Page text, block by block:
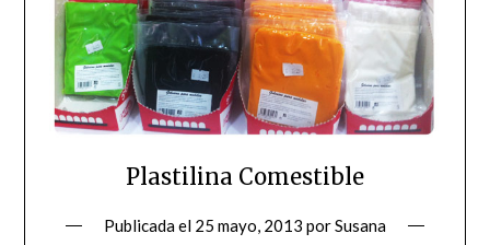
Plastilina Comestible
Publicada el 25 mayo, 2013 porSusana